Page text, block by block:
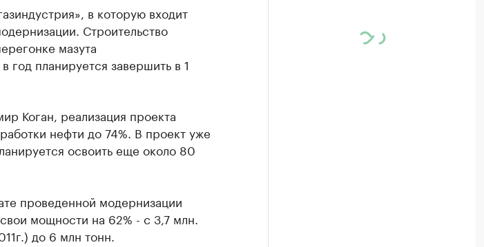
в которую входит
Строительство
мазута
год планируется завершить в 1
Коган, реализация проекта
нефти до 74%. В проект уже
освоить еще около 80
проведенной модернизации
мощности на 62% - с 3,7 млн.
до 6 млн тонн.